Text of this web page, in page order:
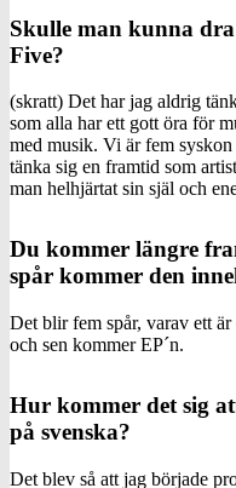
Skulle man kunna
Five?
(skratt) Det har jag aldrig
som alla har ett gott öra för
med musik. Vi är fem
tänka sig en framtid som
man helhjärtat sin själ och
Du kommer längre
spår kommer den
Det blir fem spår, varav ett
och sen kommer EP´n.
Hur kommer det sig
på svenska?
Det blev så att jag började